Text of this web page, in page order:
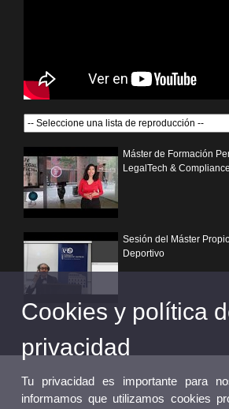
Máster de Formación
LegalTech &
Sesión del Máster
Deportivo
¿Por qué elegir un
Universitat de València?
Cookies y política
privacidad
Tu privacidad es importante para
informamos que utilizamos cookies